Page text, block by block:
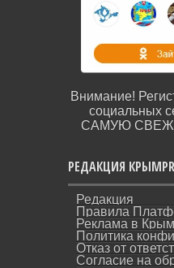
Внимание!
социальных
САМУЮ
РЕДАКЦИЯ
Редакция
Правила
Реклама в
Политика
Отказ от
Согласие на